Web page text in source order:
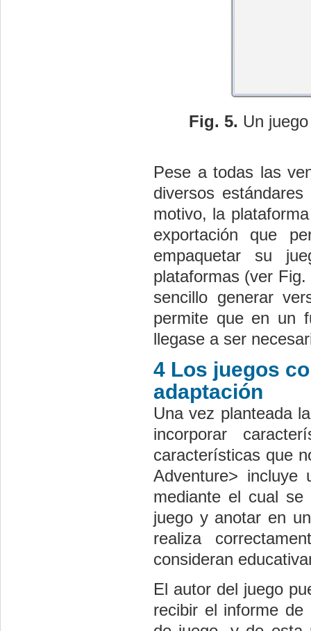
Fig. 5. Un
Pese a todas las
diversos
motivo, la
exportación que
empaquetar su
plataformas (ver Fig.
sencillo generar
permite que en un
llegase a ser
4 Los juegos
adaptación
Una vez planteada
incorporar
características que
Adventure> incluye
mediante el cual se
juego y anotar en
realiza
consideran
El autor del juego
recibir el informe de